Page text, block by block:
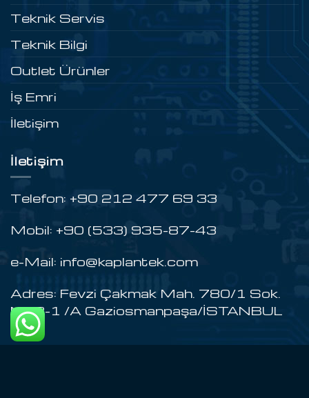
Teknik Servis
Teknik Bilgi
Outlet Ürünler
İş Emri
İletişim
İletişim
Telefon: +90 212 477 69 33
Mobil: +90 (533) 935-87-43
e-Mail: info@kaplantek.com
Adres: Fevzi Çakmak Mah. 780/1 Sok.
No:3-1 /A Gaziosmanpaşa/İSTANBUL